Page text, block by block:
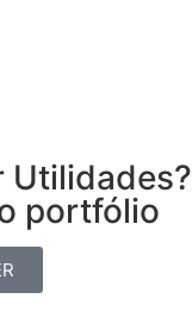
Utilidades?
portfólio